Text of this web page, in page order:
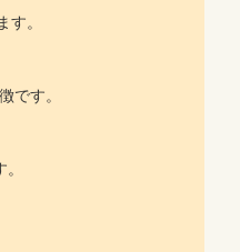
。
です。